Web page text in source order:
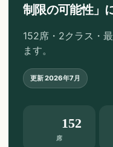
制限の可能性」
152席・2クラス・
ます。
更新2026年7月
席
152